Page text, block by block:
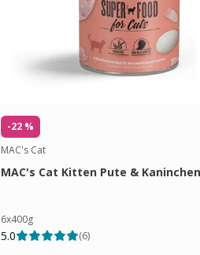
-22 %
MAC's Cat
MAC's Cat Kitten Pute & Kaninchen
6x400g
5.0 (6)